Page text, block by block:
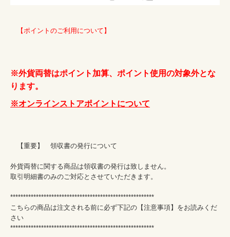
【ポイントのご利用について】
※外貨両替はポイント加算、ポイント使用の対象外とな
ります。
※オンラインストアポイントについて
【重要】　領収書の発行について
外貨両替に関する商品は領収書の発行は致しません。
取引明細書のみのご対応とさせていただきます。
********************************************************
こちらの商品は注文される前に必ず下記の【注意事項】をお読みくだ
さい
********************************************************